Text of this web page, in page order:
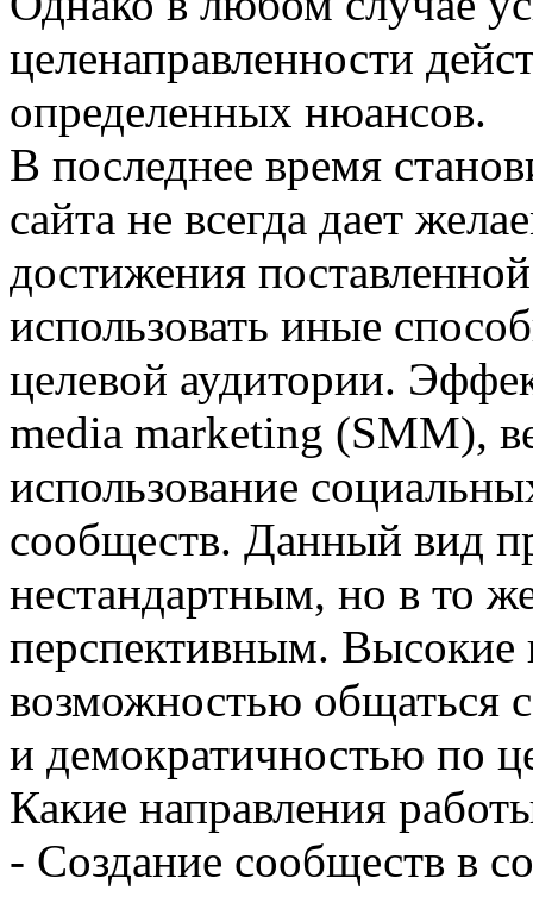
целенаправленности
определенных нюансов.
В последнее время
сайта не всегда дает
достижения
использовать иные
целевой аудитории.
media marketing (SMM),
использование
сообществ. Данный вид
нестандартным, но в то
перспективным. Высокие
возможностью общаться
и демократичностью по
Какие направления
- Создание сообществ в